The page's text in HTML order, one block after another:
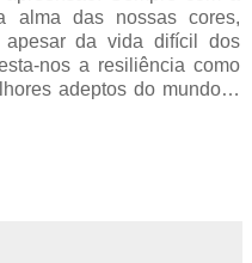
alma das nossas cores,
apesar da vida difícil dos
nos a resiliência como
adeptos do mundo…